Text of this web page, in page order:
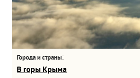
Города и страны:
В горы Крыма